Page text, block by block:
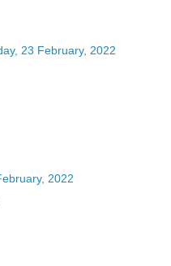
23 February, 2022
2022